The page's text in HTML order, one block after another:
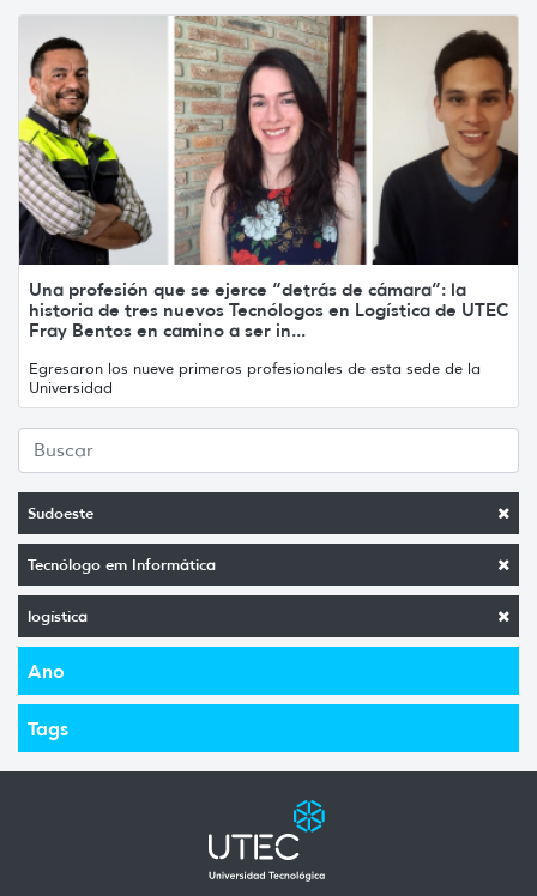
Sudoeste
Tecnólogo em Informática
logística
Ano
Tags
Una profesión que se ejerce “detrás de cámara”: la
historia de tres nuevos Tecnólogos en Logística de UTEC
Fray Bentos en camino a ser in...
Egresaron los nueve primeros profesionales de esta sede de la
Universidad